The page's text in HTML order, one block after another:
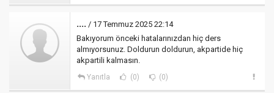
.... / 17 Temmuz 2025 22:14
Bakıyorum önceki hatalarınızdan hiç ders
almıyorsunuz. Doldurun doldurun, akpartide hiç
akpartili kalmasın.
Yanıtla (0) (0)